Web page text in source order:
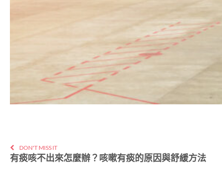
DON'T MISS IT
有痰咳不出來怎麼辦？咳嗽有痰的原因與舒緩方法